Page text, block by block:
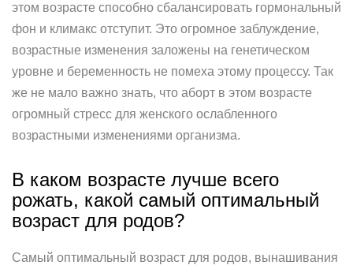
этом возрасте способно сбалансировать гормональный
фон и климакс отступит. Это огромное заблуждение,
возрастные изменения заложены на генетическом
уровне и беременность не помеха этому процессу. Так
же не мало важно знать, что аборт в этом возрасте
огромный стресс для женского ослабленного
возрастными изменениями организма.
В каком возрасте лучше всего
рожать, какой самый оптимальный
возраст для родов?
Самый оптимальный возраст для родов, вынашивания